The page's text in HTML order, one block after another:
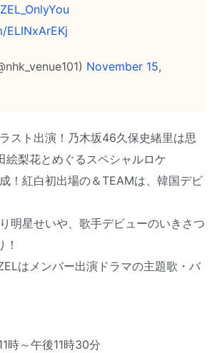
November 15,
スト出演！乃木坂46久保史緒里は思
絵梨花とめぐるスペシャルロケ
！紅白初出場の＆TEAMは、韓国デビ
明星せいや、歌手デビューのいきさつ
はメンバー出演ドラマの主題歌・バ
時～午後11時30分